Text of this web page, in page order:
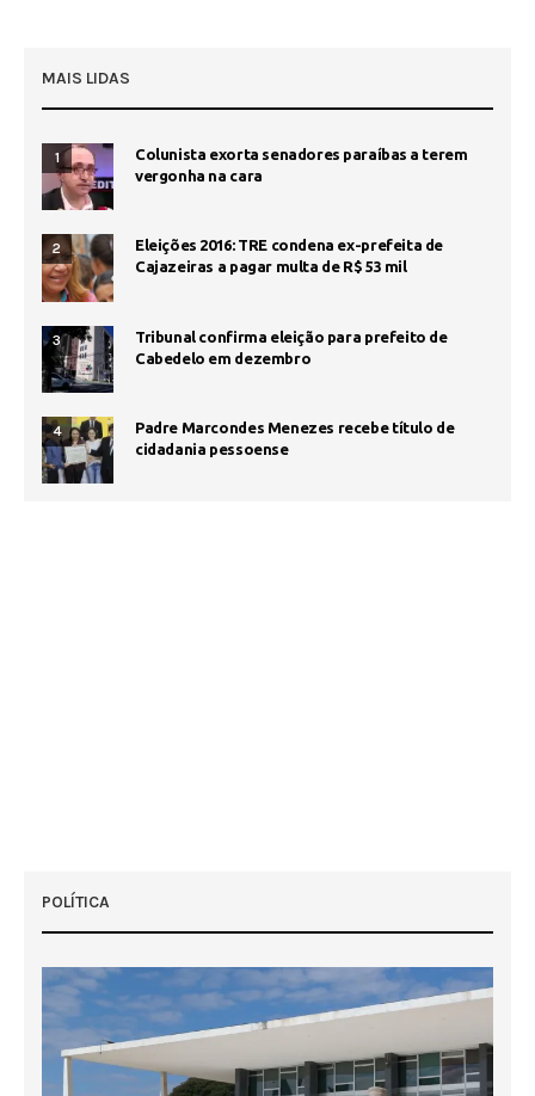
MAIS LIDAS
1
Colunista exorta senadores paraíbas a terem
vergonha na cara
2
Eleições 2016: TRE condena ex-prefeita de
Cajazeiras a pagar multa de R$ 53 mil
3
Tribunal confirma eleição para prefeito de
Cabedelo em dezembro
4
Padre Marcondes Menezes recebe título de
cidadania pessoense
POLÍTICA